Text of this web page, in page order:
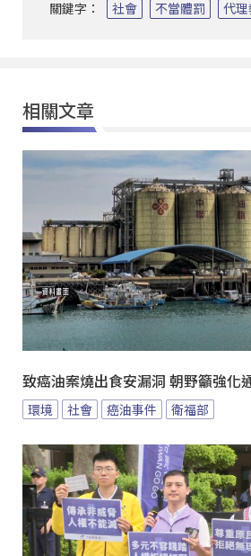
關鍵字： 社會 不當體罰 代理
相關文章
致癌油案燒出食安漏洞 朝野籲強化
環境 社會 癌油事件 衛福部